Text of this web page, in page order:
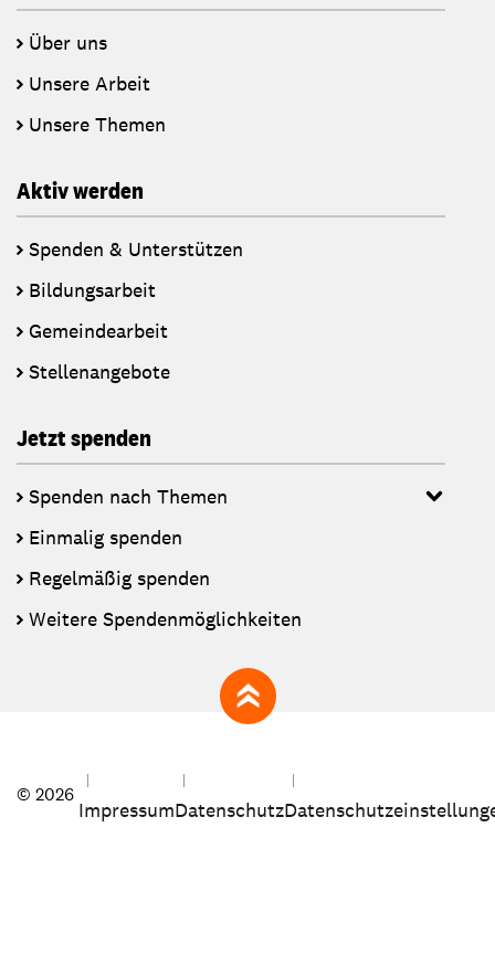
Über uns
Unsere Arbeit
Unsere Themen
Aktiv werden
Spenden & Unterstützen
Bildungsarbeit
Gemeindearbeit
Stellenangebote
Jetzt spenden
Spenden nach Themen
Einmalig spenden
Regelmäßig spenden
Weitere Spendenmöglichkeiten
zum Seitenanfang
© 2026
ImpressumDatenschutz